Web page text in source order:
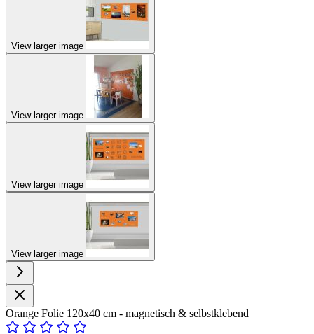
View larger image
View larger image
View larger image
View larger image
Orange Folie 120x40 cm - magnetisch & selbstklebend